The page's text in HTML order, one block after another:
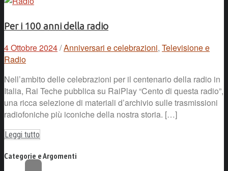
Per i 100 anni della radio
4 Ottobre 2024/Anniversari e celebrazioni, Televisione e
Radio
Nell’ambito delle celebrazioni per il centenario della radio in
Italia, Rai Teche pubblica su RaiPlay “Cento di questa radio”,
una ricca selezione di materiali d’archivio sulle trasmissioni
radiofoniche più iconiche della nostra storia. […]
Leggi tutto
Categorie e Argomenti